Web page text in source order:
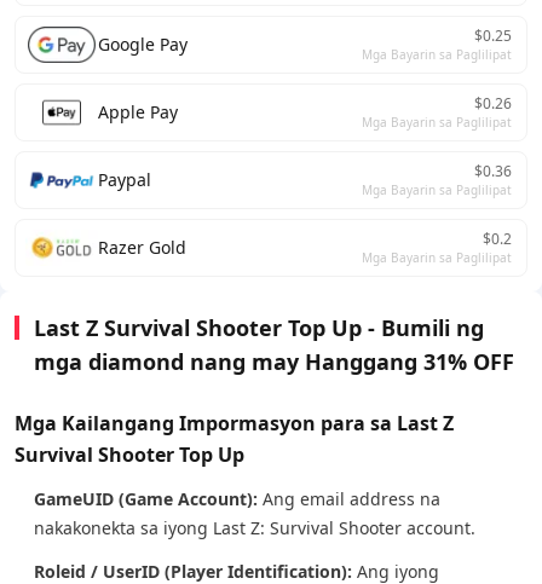
Google Pay $0.25
Mga Bayarin sa Paglilipat
Apple Pay $0.26
Mga Bayarin sa Paglilipat
Paypal $0.36
Mga Bayarin sa Paglilipat
Razer Gold $0.2
Mga Bayarin sa Paglilipat
Last Z Survival Shooter Top Up - Bumili ng
mga diamond nang may Hanggang 31% OFF
Mga Kailangang Impormasyon para sa Last Z
Survival Shooter Top Up
GameUID (Game Account): Ang email address na
nakakonekta sa iyong Last Z: Survival Shooter account.
Roleid / UserID (Player Identification): Ang iyong